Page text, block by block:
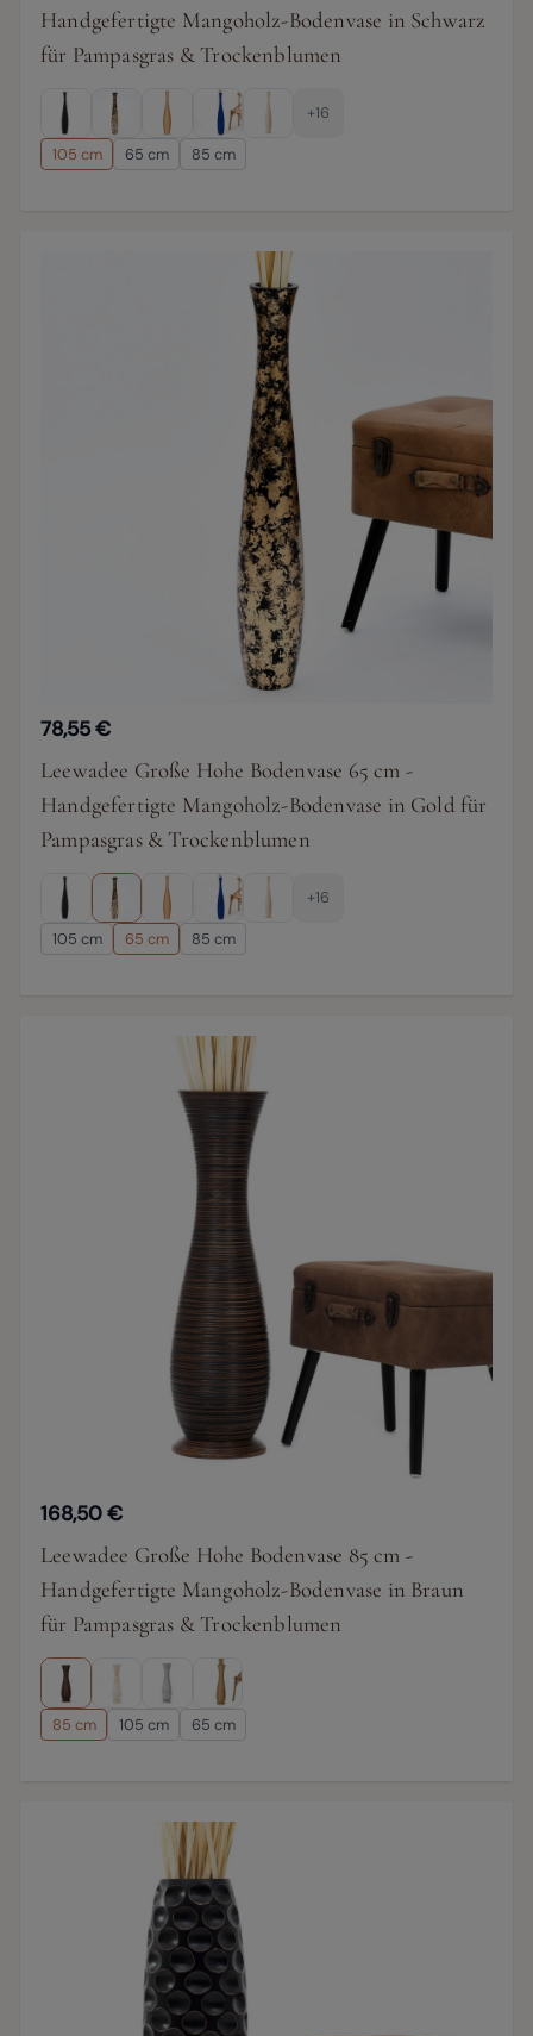
Handgefertigte Mangoholz-Bodenvase in Schwarz
für Pampasgras & Trockenblumen
+16
105 cm 65 cm 85 cm
78,55 €
Leewadee Große Hohe Bodenvase 65 cm -
Handgefertigte Mangoholz-Bodenvase in Gold für
Pampasgras & Trockenblumen
+16
105 cm 65 cm 85 cm
168,50 €
Leewadee Große Hohe Bodenvase 85 cm -
Handgefertigte Mangoholz-Bodenvase in Braun
für Pampasgras & Trockenblumen
85 cm 105 cm 65 cm